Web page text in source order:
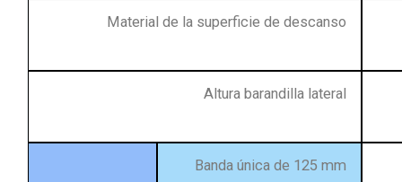
Material de la superficie de descanso
Altura barandilla lateral
Banda única de 125 mm